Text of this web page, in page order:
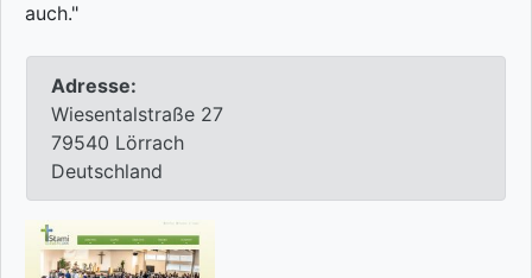
auch."
Adresse:
Wiesentalstraße 27
79540 Lörrach
Deutschland